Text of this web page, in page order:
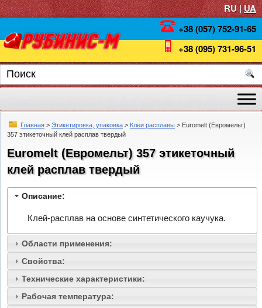
RU |UA
+38 (057) 752-91-65
+38 (095) 731-96-51
Главная > Этикетировка, упаковка > Клеи расплавы > Euromelt (Евромельт)
357 этикеточный клей расплав твердый
Euromelt (Евромельт) 357 этикеточный
клей расплав твердый
Описание:
Клей-расплав на основе синтетического каучука.
Области применения:
Свойства:
Технические характеристики:
Рабочая температура: